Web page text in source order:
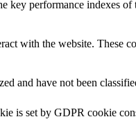
key performance indexes
with the website. These
and have not been
is set by GDPR cookie